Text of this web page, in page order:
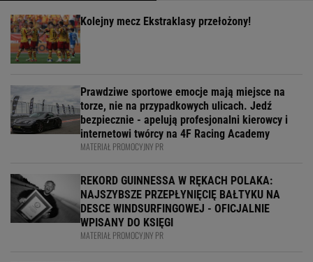
Kolejny mecz Ekstraklasy przełożony!
Prawdziwe sportowe emocje mają miejsce na
torze, nie na przypadkowych ulicach. Jedź
bezpiecznie - apelują profesjonalni kierowcy i
internetowi twórcy na 4F Racing Academy
MATERIAŁ PROMOCYJNY PR
REKORD GUINNESSA W RĘKACH POLAKA:
NAJSZYBSZE PRZEPŁYNIĘCIĘ BAŁTYKU NA
DESCE WINDSURFINGOWEJ - OFICJALNIE
WPISANY DO KSIĘGI
MATERIAŁ PROMOCYJNY PR